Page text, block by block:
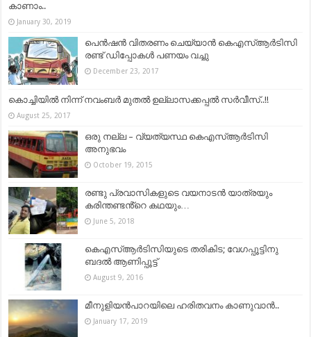
കാണാം..
January 30, 2019
പെൻഷൻ വിതരണം ചെയ്യാൻ കെഎസ്ആര്‍ടിസി
രണ്ട് ഡിപ്പോകള്‍ പണയം വച്ചു
December 23, 2017
കൊച്ചിയില്‍ നിന്ന് നവംബര്‍ മുതല്‍ ഉല്ലാസക്കപ്പല്‍ സര്‍വീസ്..!!
August 25, 2017
ഒരു നല്ല – വ്യത്യസ്ഥ കെഎസ്ആർടിസി
അനുഭവം
October 19, 2015
രണ്ടു പ്രവാസികളുടെ വയനാടൻ യാത്രയും
കരിന്തണ്ടൻ്റെ കഥയും…
June 5, 2018
കെഎസ്ആർടിസിയുടെ തരികിട; വേഗപ്പൂട്ടിനു
ബദൽ ആണിപ്പൂട്ട്
August 9, 2016
മീനുളിയൻപാറയിലെ ഹരിതവനം കാണുവാൻ..
January 17, 2019